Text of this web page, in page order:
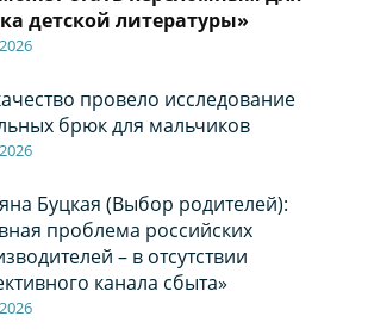
детской литературы»
провело исследование
брюк для мальчиков
Буцкая (Выбор родителей):
проблема российских
– в отсутствии
канала сбыта»